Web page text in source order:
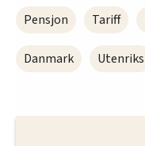
Pensjon Tariff
Danmark Utenriks